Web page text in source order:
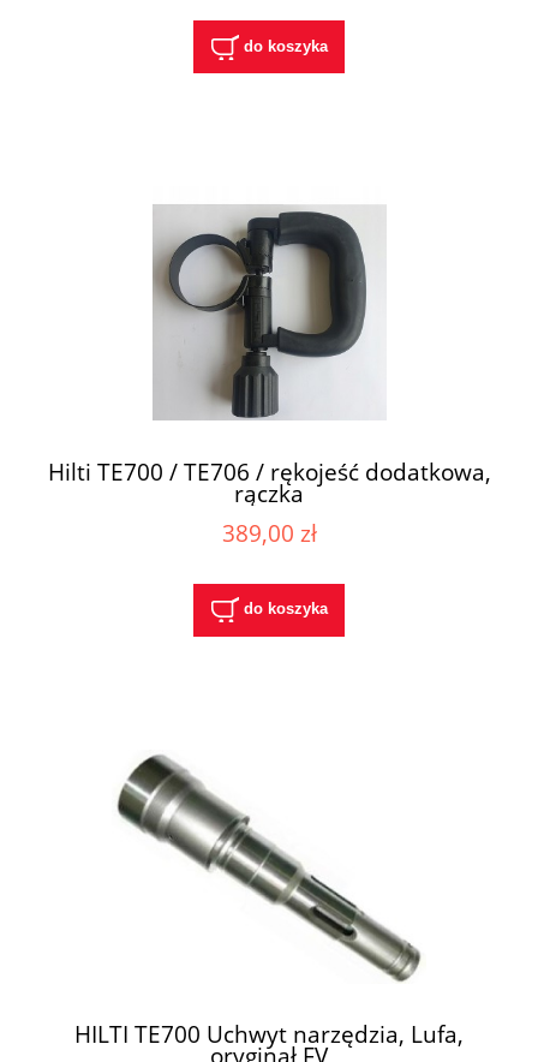
do koszyka
Hilti TE700 / TE706 / rękojeść dodatkowa,
rączka
389,00 zł
do koszyka
HILTI TE700 Uchwyt narzędzia, Lufa,